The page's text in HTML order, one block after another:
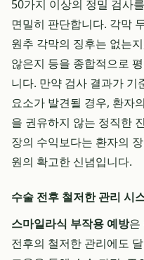
50가지 이상의 정밀 검사
면밀히 판단합니다. 각막
원추 각막의 징후는 없는
않은지 등을 종합적으로
니다. 만약 검사 결과가 기
요소가 발견될 경우, 환자
을 권유하지 않는 정직한
장의 수익보다는 환자의
원의 확고한 신념입니다.
수술 전후 철저한 관리 시
스마일라식 부작용 예방은
전후의 철저한 관리에도